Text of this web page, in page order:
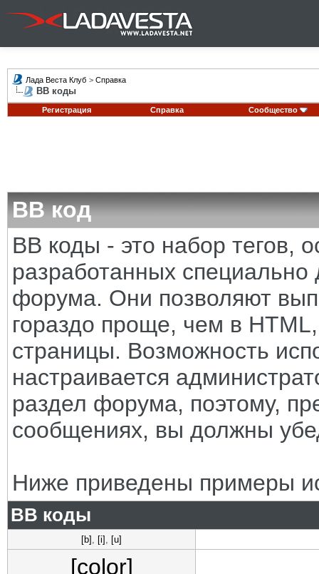
Лада Веста Клуб > Справка
BB коды
Регистрация Справка Сообщество
BB код
BB коды - это набор тегов,
разработанных
форума. Они позволяют
гораздо проще, чем в
страницы. Возможность
настраивается
раздел форума, поэтому,
сообщениях, вы должны
Ниже приведены примеры
BB коды
[b] , [i] , [u]
[color]